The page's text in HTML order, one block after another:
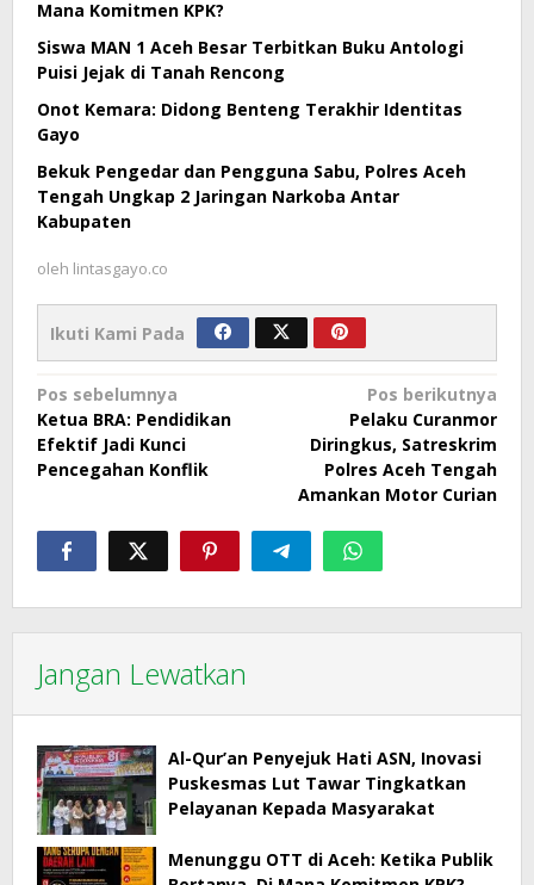
Mana Komitmen KPK?
Siswa MAN 1 Aceh Besar Terbitkan Buku Antologi
Puisi Jejak di Tanah Rencong
Onot Kemara: Didong Benteng Terakhir Identitas
Gayo
Bekuk Pengedar dan Pengguna Sabu, Polres Aceh
Tengah Ungkap 2 Jaringan Narkoba Antar
Kabupaten
oleh lintasgayo.co
Ikuti Kami Pada
Navigasi
pos
Pos sebelumnya
Ketua BRA: Pendidikan
Efektif Jadi Kunci
Pencegahan Konflik
Pos berikutnya
Pelaku Curanmor
Diringkus, Satreskrim
Polres Aceh Tengah
Amankan Motor Curian
Jangan Lewatkan
Al-Qur’an Penyejuk Hati ASN, Inovasi
Puskesmas Lut Tawar Tingkatkan
Pelayanan Kepada Masyarakat
Menunggu OTT di Aceh: Ketika Publik